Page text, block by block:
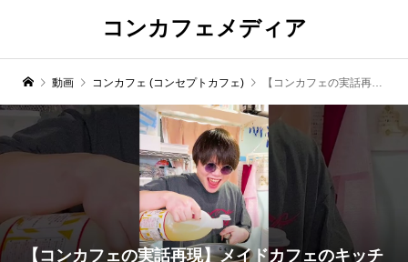
コンカフェメディア
動画 コンカフェ (コンセプトカフェ) 【コンカフェの実話再現】メイドカフェのキッチンに、勝手に入ってくる迷惑客
【コンカフェの実話再現】メイドカフェのキッチ